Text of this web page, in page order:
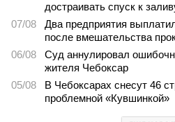
Роспотребнадзор после
сотрудников детских лагерей
детских лагерей